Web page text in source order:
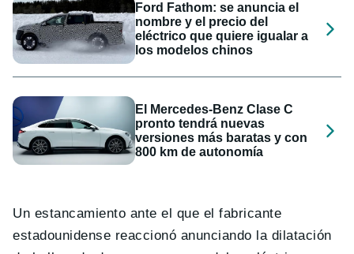
Ford Fathom: se anuncia el
nombre y el precio del
eléctrico que quiere igualar a
los modelos chinos
El Mercedes-Benz Clase C
pronto tendrá nuevas
versiones más baratas y con
800 km de autonomía
Un estancamiento ante el que el fabricante
estadounidense reaccionó anunciando la dilatación